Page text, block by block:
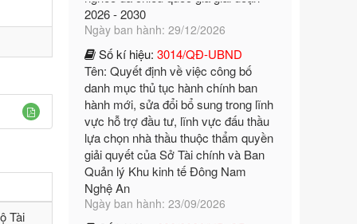
Tài
Số kí hiệu:
3014/QĐ-UBND
Tên: Quyết định về việc công bố
hành mới, sửa đổi bổ sung trong lĩnh
vực hỗ trợ đầu tư, lĩnh vực đấu thầu
lựa chọn nhà thầu thuộc thẩm quyền
giải quyết của Sở Tài chính và Ban
Quản lý Khu kinh tế Đông Nam
Nghệ An
Ngày ban hành: 23/09/2026
Số kí hiệu:
292/2026/NĐ-CP
Tên: Nghị định số 292/2026/NĐ-CP